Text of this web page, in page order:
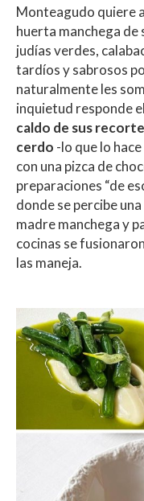
Monteagudo quiere
huerta manchega de
judías verdes,
tardíos y sabrosos
naturalmente les
inquietud responde
caldo de sus
cerdo -lo que lo
con una pizca de
preparaciones “de
donde se percibe
madre manchega y
cocinas se
las maneja.